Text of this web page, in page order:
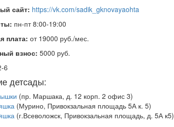
сайт: https://vk.com/sadik_gknovayaohta
пн-пт 8:00-19:00
плата: от 19000 руб./мес.
взнос: 5000 руб.
6
детсады:
(пр. Маршака, д. 12 корп. 2 офис 3)
(Мурино, Привокзальная площадь 5А к. 5)
(г.Всеволожск, Привокзальная площадь, д. 5А к5)